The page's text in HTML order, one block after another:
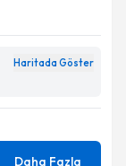
Haritada Göster
Daha Fazla